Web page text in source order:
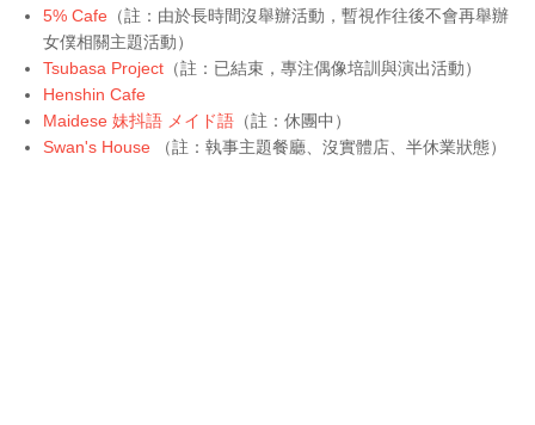
5% Cafe （註：由於長時間沒舉辦活動，暫視作往後不會再舉辦
女僕相關主題活動）
Tsubasa Project （註：已結束，專注偶像培訓與演出活動）
Henshin Cafe
Maidese 妹抖語 メイド語 （註：休團中）
Swan's House
（註：執事主題餐廳、沒實體店、半休業狀態）